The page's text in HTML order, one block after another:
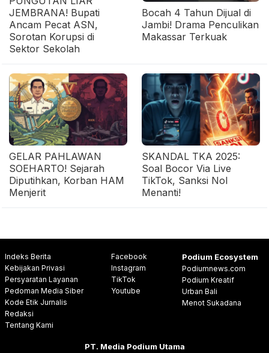
JEMBRANA! Bupati
Ancam Pecat ASN,
Sorotan Korupsi di
Sektor Sekolah
Bocah 4 Tahun Dijual di
Jambi! Drama Penculikan
Makassar Terkuak
GELAR PAHLAWAN
SOEHARTO! Sejarah
Diputihkan, Korban HAM
Menjerit
SKANDAL TKA 2025:
Soal Bocor Via Live
TikTok, Sanksi Nol
Menanti!
Indeks Berita
Kebijakan Privasi
Persyaratan Layanan
Pedoman Media Siber
Kode Etik Jurnalis
Redaksi
Tentang Kami
Facebook
Instagram
TikTok
Youtube
Podium Ecosystem
Podiumnews.com
Podium Kreatif
Urban Bali
Menot Sukadana
PT. Media Podium Utama